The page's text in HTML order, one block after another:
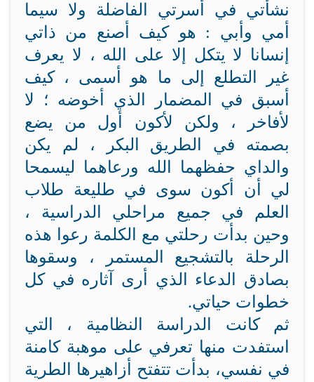
نشأتي في أسرتي الفاضلة ولا سيما
أمي وأبي : هو كيف أصنع من ذاتي
إنسانا لا يتكل إلا على الله ، لا يعرف
غير التطلع إلى ما هو أسمى ، كيف
أسبق في المضمار الذي أخوضه ؛ لا
لأفاخر ، ولكن لأكون أول من يضع
بصمته في الطريق البكر ، لم يكن
والداي حفظهما الله ورعاهما ليسمحا
لي أن أكون سوى في طليعة طلاب
العلم في جميع مراحلي الدراسية ،
وحين بدأت رحلتي مع الكلمة رعوا هذه
الرحلة بالتشجيع المستمر ، وسقوها
بصادق الدعاء الذي أرى آثاره في كل
خطوات حياتي.
ثم كانت الدراسة النظامية ، التي
استفدت منها تعرفي على موهبة كامنة
في نفسي، بدأت تتفتح أزاهيرها الطرية